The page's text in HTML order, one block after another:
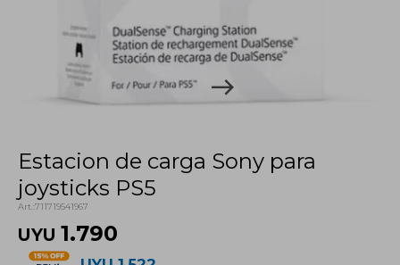
Estacion de carga Sony para
joysticks PS5
711719541967
UYU 1.790